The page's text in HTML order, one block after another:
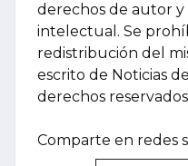
derechos de autor y
intelectual. Se
redistribución del
escrito de Noticias
derechos
Comparte en redes